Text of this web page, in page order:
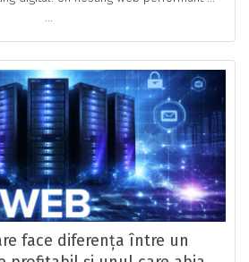
...
face diferența între un